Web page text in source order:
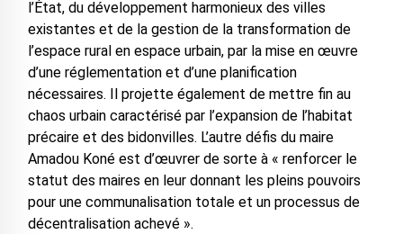
l’État, du développement harmonieux des villes
existantes et de la gestion de la transformation de
l’espace rural en espace urbain, par la mise en œuvre
d’une réglementation et d’une planification
nécessaires. Il projette également de mettre fin au
chaos urbain caractérisé par l’expansion de l’habitat
précaire et des bidonvilles. L’autre défis du maire
Amadou Koné est d’œuvrer de sorte à « renforcer le
statut des maires en leur donnant les pleins pouvoirs
pour une communalisation totale et un processus de
décentralisation achevé ».